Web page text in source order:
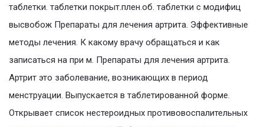
таблетки. таблетки покрыт.плен.об. таблетки с модифиц
высвобож Препараты для лечения артрита. Эффективные
методы лечения. К какому врачу обращаться и как
записаться на при м. Препараты для лечения артрита.
Артрит это заболевание, возникающих в период
менструации. Выпускается в таблетированной форме.
Открывает список нестероидных противовоспалительных